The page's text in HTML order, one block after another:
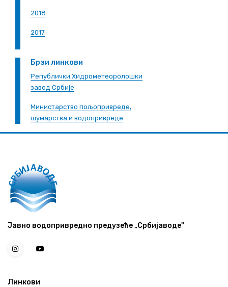
2018
2017
Брзи линкови
Републички Хидрометеоролошки
завод Србије
Министарство пољопривреде,
шумарства и водопривреде
Јавно водопривредно предузеће „Србијаводе"
Линкови